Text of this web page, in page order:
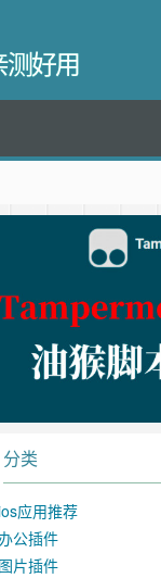
测好用
分类
应用推荐
公插件
图片插件